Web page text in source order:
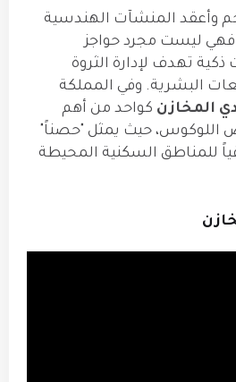
وأعقد المنشآت الهندسية
فهي ليست مجرد حواجز
تهدف لإدارة الثروة
البشرية. وفي المملكة
المخازن كواحد من أهم
اللوكوس، حيث يمثل "حصناً"
للمناطق السكنية المحيطة